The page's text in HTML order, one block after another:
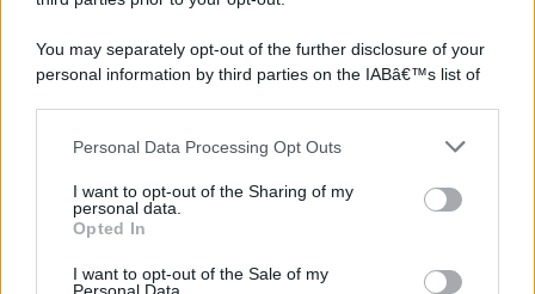
You may separately opt-out of the further disclosure of your
personal information by third parties on the IABâ€™s list of
This information may also be disclosed by us to third parties
further disclose it to other third parties.
Please note that this website/app uses one or more Google
services and may gather and store information including but
Personal Data Processing Opt Outs
I want to opt-out of the Sharing of my
personal data.
Opted In
I want to opt-out of the Sale of my